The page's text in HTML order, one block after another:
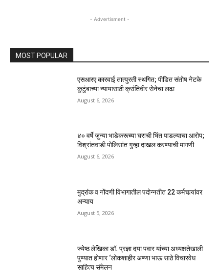
- Advertisment -
MOST POPULAR
एसआरए कारवाई तात्पुरती स्थगित; पीडित संतोष नेटके
कुटुंबाच्या न्यायासाठी क्रांतिवीर सेनेचा लढा
August 6, 2026
४० वर्षे जुन्या भाडेकरूच्या घराची भिंत पाडल्याचा आरोप;
विश्रांतवाडी पोलिसांत गुन्हा दाखल करण्याची मागणी
August 6, 2026
मुद्रांक व नोंदणी विभागातील पदोन्नतीत 22 कर्मचार्‍यांवर
अन्याय
August 5, 2026
ज्येष्ठ लेखिका डॉ. प्रज्ञा दया पवार यांच्या अध्यक्षतेखाली
पुण्यात होणार ‘लोकशाहीर अण्णा भाऊ साठे विचारवेध
साहित्य संमेलन